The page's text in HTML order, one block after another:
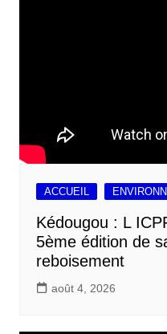
ACCUEIL
Kédougou : L
5ème édition de
reboisement
août 4, 2026